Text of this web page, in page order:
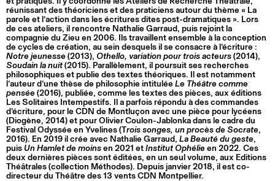
réunissant des théoriciens et des praticiens autour du thème « La
parole et l’action dans les écritures dites post-dramatiques ». Lors
de ces ateliers, il rencontre Nathalie Garraud, puis rejoint la
compagnie du Zieu en 2006. Ils travaillent ensemble à la conception
de cycles de création, au sein desquels il se consacre à l’écriture :
Notre jeunesse (2013), Othello, variation pour trois acteurs (2014),
Soudain la nuit (2015). Parallèlement, il poursuit ses recherches
philosophiques et publie des textes théoriques. Il est notamment
l’auteur d’une thèse de philosophie intitulée Le Théâtre comme
pensée (2016), publiée, comme les textes des pièces, aux éditions
Les Solitaires Intempestifs. Il a parfois répondu à des commandes
d’écriture, pour le CDN de Montluçon avec une pièce pour lycéens
(Diogène, 2014) et pour Olivier Coulon-Jablonka dans le cadre du
Festival Odyssée en Yvelines (Trois songes, un procès de Socrate,
2016). En 2019 il crée avec Nathalie Garraud, La Beauté du geste,
puis Un Hamlet de moins en 2021 et Institut Ophélie en 2022. Ces
deux dernières pièces sont éditées, en un seul volume, aux Editions
Théâtrales (collection Méthodes). Depuis janvier 2018, il est co-
directeur du Théâtre des 13 vents CDN Montpellier.